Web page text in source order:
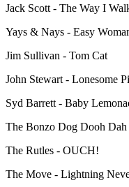
Jack Scott - The Way I
Yays & Nays - Easy
Jim Sullivan - Tom Cat
John Stewart - Lonesome
Syd Barrett - Baby
The Bonzo Dog Dooh Dah
The Rutles - OUCH!
The Move - Lightning